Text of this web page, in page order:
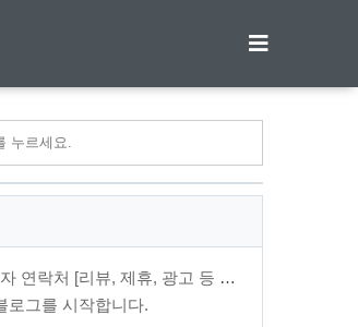
락처 [리뷰, 제휴, 광고 등 문의⋯
로그를 시작합니다.